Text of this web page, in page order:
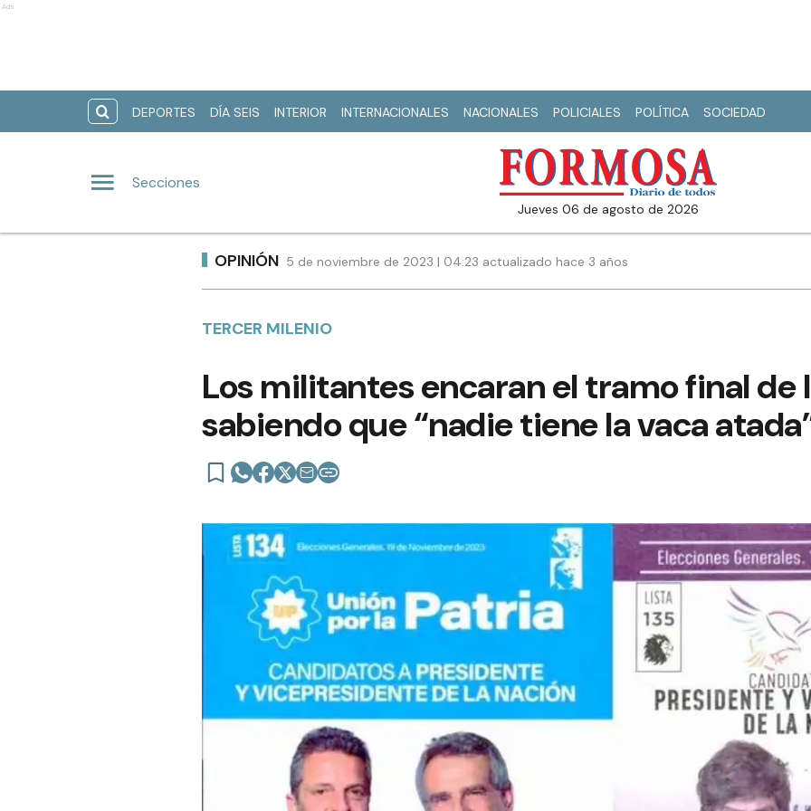
Ads
DEPORTES DÍA SEIS INTERIOR INTERNACIONALES NACIONALES POLICIALES POLÍTICA SOCIEDAD
Secciones
jueves 06 de agosto de 2026
OPINIÓN 5 de noviembre de 2023 | 04:23 actualizado hace 3 años
TERCER MILENIO
Los militantes encaran el tramo final de
sabiendo que “nadie tiene la vaca